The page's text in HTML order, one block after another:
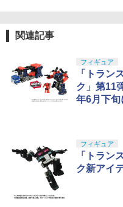
関連記事
フィギュア
「トラン
ク」第11
年6月下旬
フィギュア
「トラン
ク新アイ